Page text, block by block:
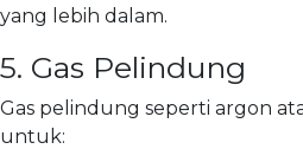
yang lebih dalam.
5. Gas Pelindung
Gas pelindung seperti argon
untuk: